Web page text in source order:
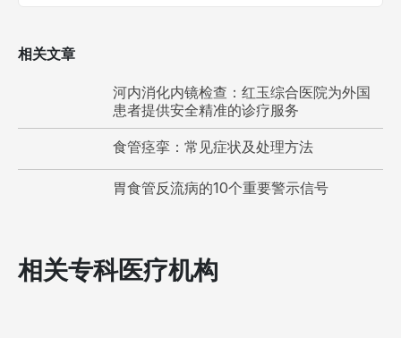
相关文章
河内消化内镜检查：红玉综合医院为外国
患者提供安全精准的诊疗服务
食管痉挛：常见症状及处理方法
胃食管反流病的10个重要警示信号
相关专科医疗机构